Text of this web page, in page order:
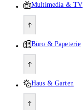
Multimedia & TV
Büro & Papeterie
Haus & Garten